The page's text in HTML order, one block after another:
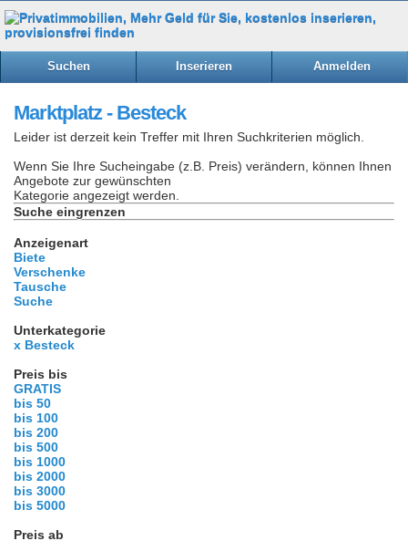
Suchen Inserieren Anmelden
Marktplatz - Besteck
Leider ist derzeit kein Treffer mit Ihren Suchkriterien möglich.
Wenn Sie Ihre Sucheingabe (z.B. Preis) verändern, können Ihnen
Angebote zur gewünschten
Kategorie angezeigt werden.
Suche eingrenzen
Anzeigenart
Biete
Verschenke
Tausche
Suche
Unterkategorie
x Besteck
Preis bis
GRATIS
bis 50
bis 100
bis 200
bis 500
bis 1000
bis 2000
bis 3000
bis 5000
Preis ab